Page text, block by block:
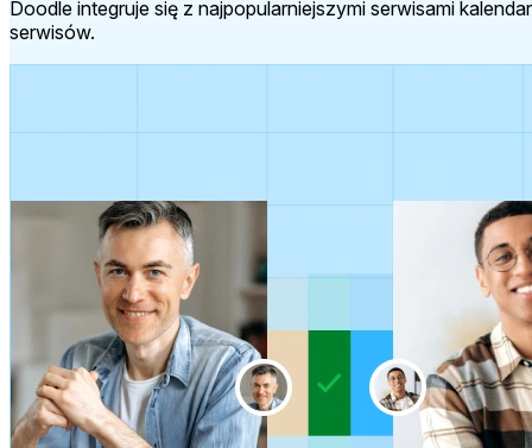
Doodle integruje się z najpopularniejszymi serwisami
serwisów.